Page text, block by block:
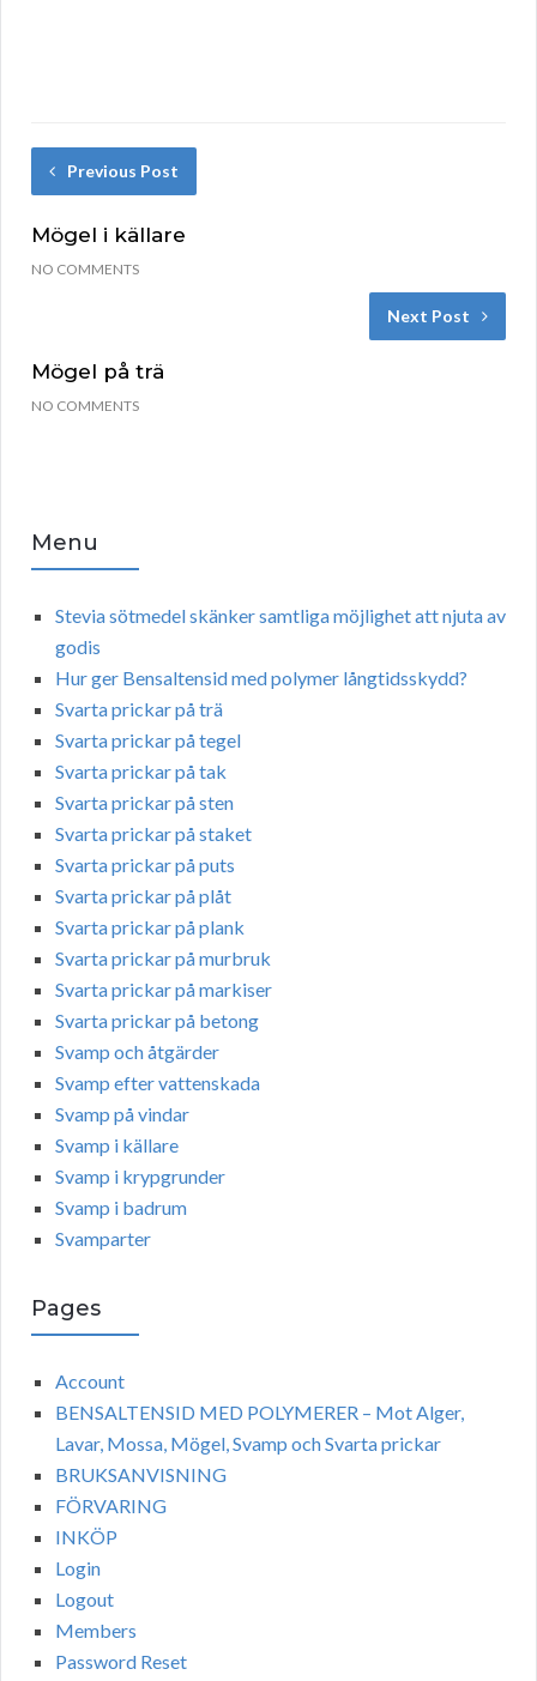
Previous Post
Mögel i källare
NO COMMENTS
Next Post
Mögel på trä
NO COMMENTS
Menu
Stevia sötmedel skänker samtliga möjlighet att njuta av
godis
Hur ger Bensaltensid med polymer långtidsskydd?
Svarta prickar på trä
Svarta prickar på tegel
Svarta prickar på tak
Svarta prickar på sten
Svarta prickar på staket
Svarta prickar på puts
Svarta prickar på plåt
Svarta prickar på plank
Svarta prickar på murbruk
Svarta prickar på markiser
Svarta prickar på betong
Svamp och åtgärder
Svamp efter vattenskada
Svamp på vindar
Svamp i källare
Svamp i krypgrunder
Svamp i badrum
Svamparter
Pages
Account
BENSALTENSID MED POLYMERER – Mot Alger,
Lavar, Mossa, Mögel, Svamp och Svarta prickar
BRUKSANVISNING
FÖRVARING
INKÖP
Login
Logout
Members
Password Reset